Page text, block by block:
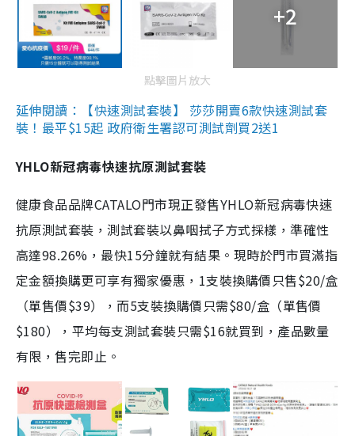
+2
點擊圖片放大
延伸閱讀：【快速測試套裝】 莎莎開賣6款快速測試套
裝！最平$15起 政府衛生署認可測試劑買2送1
YHLO新冠病毒快速抗原測試套裝
健康食品品牌CATALO門市現正發售YHLO新冠病毒快速
抗原測試套裝，測試套裝以鼻咽拭子方式採樣，準確性
高達98.26%，最快15分鐘就有結果。現時於門市買滿指
定金額換購更可享有獨家優惠，1支裝換購價只售$20/盒
（單售價$39），而5支裝換購價只需$80/盒（單售價
$180），平均每支測試套裝只需$16就買到，產品數量
有限，售完即止。